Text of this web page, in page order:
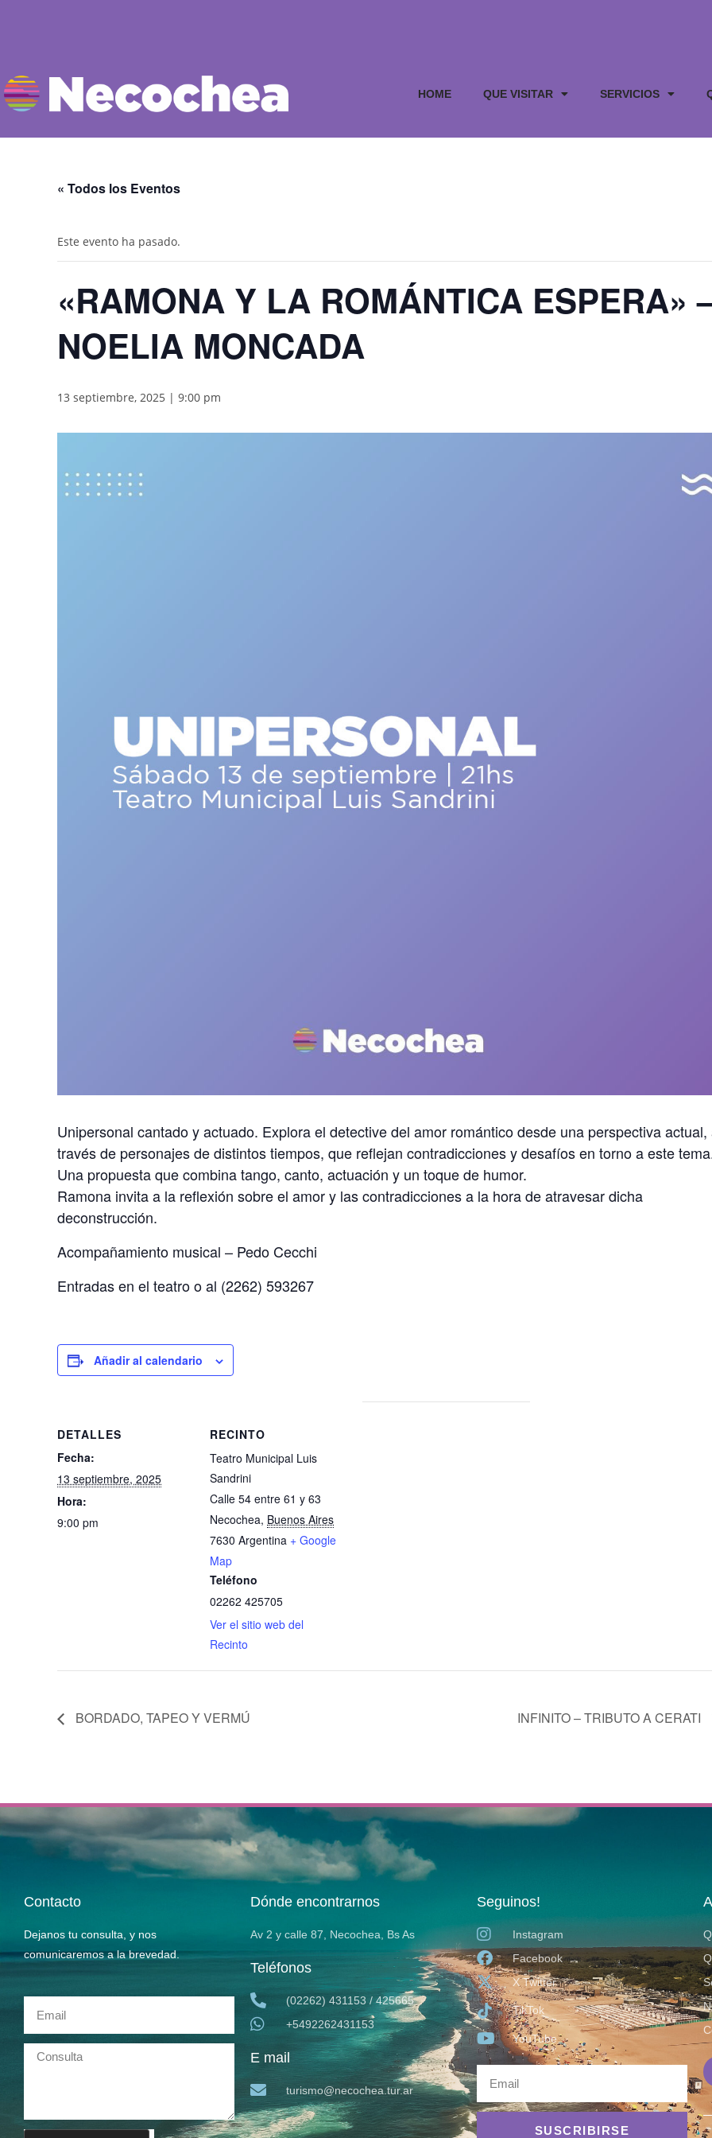
HOME QUE VISITAR SERVICIOS
« Todos los Eventos
Este evento ha pasado.
«RAMONA Y LA ROMÁNTICA ESPERA»
NOELIA MONCADA
13 septiembre, 2025 | 9:00 pm
Unipersonal cantado y actuado. Explora el detective del amor romántico desde una perspectiva actual,
través de personajes de distintos tiempos, que reflejan contradicciones y desafíos en torno a este
Una propuesta que combina tango, canto, actuación y un toque de humor.
Ramona invita a la reflexión sobre el amor y las contradicciones a la hora de atravesar dicha
deconstrucción.
Acompañamiento musical – Pedo Cecchi
Entradas en el teatro o al (2262) 593267
Añadir al calendario
DETALLES
Fecha:
13 septiembre, 2025
Hora:
9:00 pm
RECINTO
Teatro Municipal Luis
Sandrini
Calle 54 entre 61 y 63
Necochea, Buenos Aires
7630 Argentina + Google
Map
Teléfono
02262 425705
Ver el sitio web del
Recinto
BORDADO, TAPEO Y VERMÚ INFINITO – TRIBUTO A CERATI
Contacto
Dejanos tu consulta, y nos
comunicaremos a la brevedad.
Dónde encontrarnos
Av 2 y calle 87, Necochea, Bs As
Teléfonos
(02262) 431153 / 425665
+5492262431153
E mail
turismo@necochea.tur.ar
Seguinos!
Instagram
Facebook
X Twitter
TikTok
YouTube
SUSCRIBIRSE